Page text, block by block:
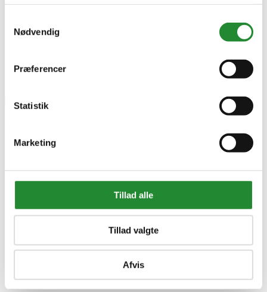
Nødvendig
Præferencer
Statistik
Marketing
Tillad alle
Tillad valgte
Afvis
Danish BBQ - Honey Dust - 230G - Rub
Danish BBQ - Honey Dust -
230G - Rub
Vejl. udsalgspris DKK 89,95